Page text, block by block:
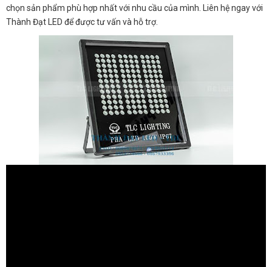
chọn sản phẩm phù hợp nhất với nhu cầu của mình. Liên hệ ngay với
Thành Đạt LED để được tư vấn và hỗ trợ.